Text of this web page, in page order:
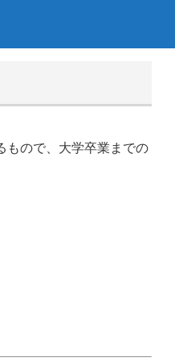
もので、大学卒業までの